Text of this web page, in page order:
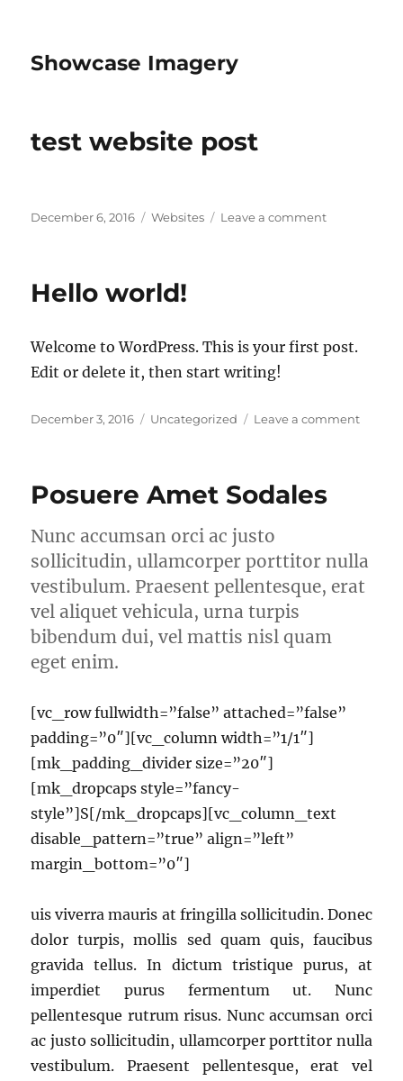
Showcase Imagery
test website post
Posted
December 6, 2016 Categories
Websites Leave a commenton
Hello world!
Welcome to WordPress. This is your first post.
Edit or delete it, then start writing!
Posted
December 3, 2016 Categories
Uncategorized Leave a commenton
Posuere Amet Sodales
Nunc accumsan orci ac justo
sollicitudin, ullamcorper porttitor nulla
vestibulum. Praesent pellentesque, erat
vel aliquet vehicula, urna turpis
bibendum dui, vel mattis nisl quam
eget enim.
[vc_row fullwidth=”false” attached=”false”
padding=”0″][vc_column width=”1/1″]
[mk_padding_divider size=”20″]
[mk_dropcaps style=”fancy-
style”]S[/mk_dropcaps][vc_column_text
disable_pattern=”true” align=”left”
margin_bottom=”0″]
uis viverra mauris at fringilla sollicitudin. Donec
dolor turpis, mollis sed quam quis, faucibus
gravida tellus. In dictum tristique purus, at
imperdiet purus fermentum ut. Nunc
pellentesque rutrum risus. Nunc accumsan orci
ac justo sollicitudin, ullamcorper porttitor nulla
vestibulum. Praesent pellentesque, erat vel